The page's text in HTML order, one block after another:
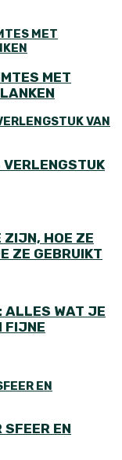
MET
ZIJN, HOE ZE
ZE GEBRUIKT
ALLES WAT JE
FIJNE
EN